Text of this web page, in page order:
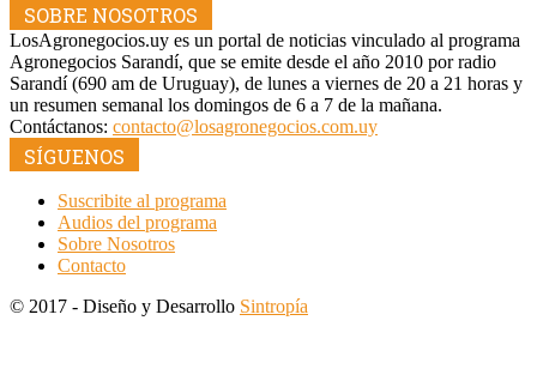
SOBRE NOSOTROS
LosAgronegocios.uy es un portal de noticias vinculado al programa
Agronegocios Sarandí, que se emite desde el año 2010 por radio
Sarandí (690 am de Uruguay), de lunes a viernes de 20 a 21 horas y
un resumen semanal los domingos de 6 a 7 de la mañana.
Contáctanos: contacto@losagronegocios.com.uy
SÍGUENOS
Suscribite al programa
Audios del programa
Sobre Nosotros
Contacto
© 2017 - Diseño y Desarrollo Sintropía